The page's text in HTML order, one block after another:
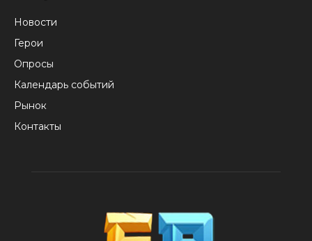
Новости
Герои
Опросы
Календарь событий
Рынок
Контакты